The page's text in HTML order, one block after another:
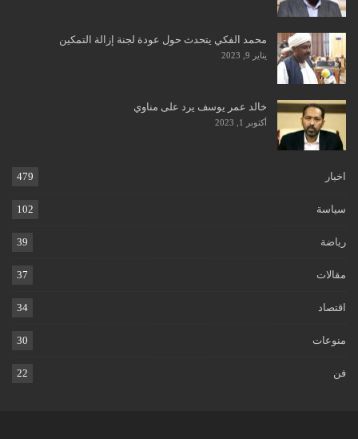
محمد الفكي يتحدث حول عودة لجنة إزالة التمكين
يناير 9, 2023
خالد عمر يوسف يرد على مناوي
أكتوبر 1, 2023
اخبار 479
سياسة 102
رياضة 39
مقالات 37
اقتصاد 34
منوعات 30
فن 22